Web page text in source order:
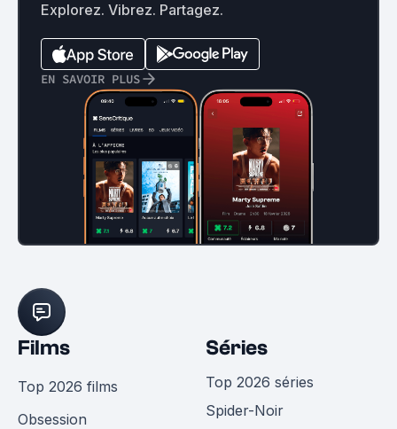
Explorez. Vibrez. Partagez.
EN SAVOIR PLUS
Films
Top 2026 films
Obsession
Séries
Top 2026 séries
Spider-Noir